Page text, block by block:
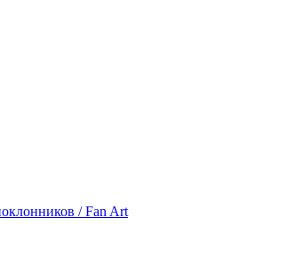
/ Fan Art